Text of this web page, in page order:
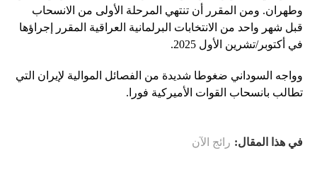
وطهران. ومن المقرر أن تنتهي المرحلة الأولى من الانسحاب
قبل شهر واحد من الانتخابات البرلمانية العراقية المقرر إجراؤها
في أكتوبر/تشرين الأول 2025.
وواجه السوداني ضغوطا شديدة من الفصائل الموالية لإيران التي
تطالب بانسحاب القوات الأميركية فورا.
في هذا المقال: رائج الآن